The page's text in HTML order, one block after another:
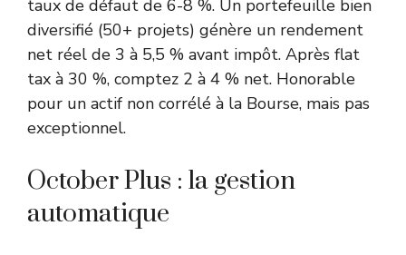
taux de défaut de 6-8 %. Un portefeuille bien
diversifié (50+ projets) génère un rendement
net réel de 3 à 5,5 % avant impôt. Après flat
tax à 30 %, comptez 2 à 4 % net. Honorable
pour un actif non corrélé à la Bourse, mais pas
exceptionnel.
October Plus : la gestion
automatique